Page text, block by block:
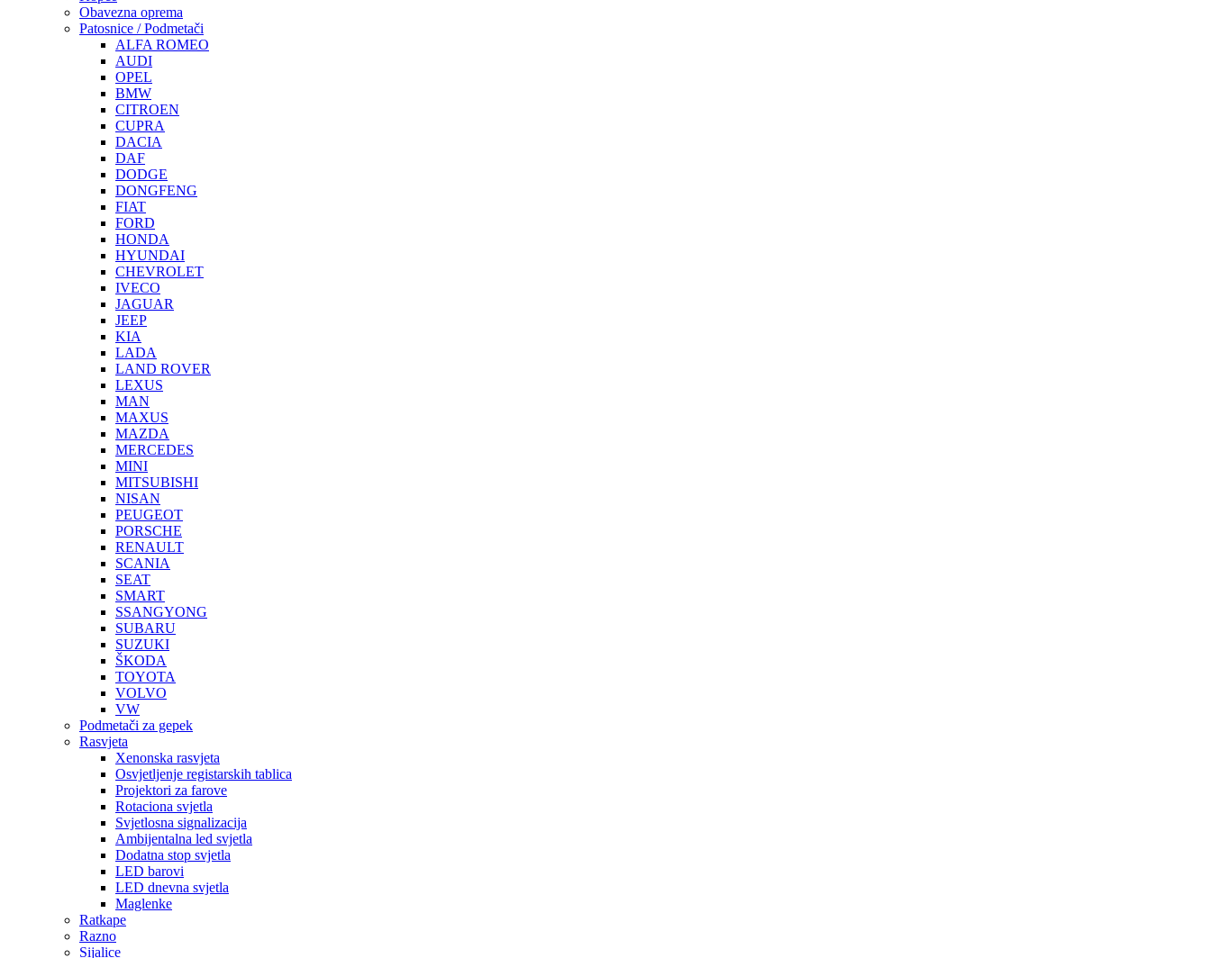
Obavezna oprema
Patosnice / Podmetači
ALFA ROMEO
AUDI
OPEL
BMW
CITROEN
CUPRA
DACIA
DAF
DODGE
DONGFENG
FIAT
FORD
HONDA
HYUNDAI
CHEVROLET
IVECO
JAGUAR
JEEP
KIA
LADA
LAND ROVER
LEXUS
MAN
MAXUS
MAZDA
MERCEDES
MINI
MITSUBISHI
NISAN
PEUGEOT
PORSCHE
RENAULT
SCANIA
SEAT
SMART
SSANGYONG
SUBARU
SUZUKI
ŠKODA
TOYOTA
VOLVO
VW
Podmetači za gepek
Rasvjeta
Xenonska rasvjeta
Osvjetljenje registarskih tablica
Projektori za farove
Rotaciona svjetla
Svjetlosna signalizacija
Ambijentalna led svjetla
Dodatna stop svjetla
LED barovi
LED dnevna svjetla
Maglenke
Ratkape
Razno
Sijalice